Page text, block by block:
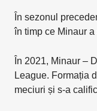
În sezonul
în timp ce Minaur
În 2021, Minaur –
League. Formația
meciuri și s-a